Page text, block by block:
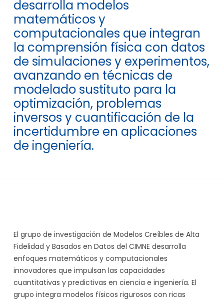
desarrolla modelos
matemáticos y
computacionales que integran
la comprensión física con datos
de simulaciones y experimentos,
avanzando en técnicas de
modelado sustituto para la
optimización, problemas
inversos y cuantificación de la
incertidumbre en aplicaciones
de ingeniería.
El grupo de investigación de Modelos Creíbles de Alta
Fidelidad y Basados ​​en Datos del CIMNE desarrolla
enfoques matemáticos y computacionales
innovadores que impulsan las capacidades
cuantitativas y predictivas en ciencia e ingeniería. El
grupo integra modelos físicos rigurosos con ricas